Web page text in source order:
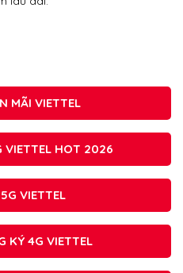
MÃI VIETTEL
VIETTEL HOT 2026
VIETTEL
KÝ 4G VIETTEL